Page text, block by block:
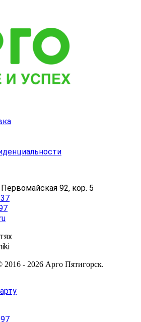
Первомайская 92, кор. 5
- 2026 Арго Пятигорск.